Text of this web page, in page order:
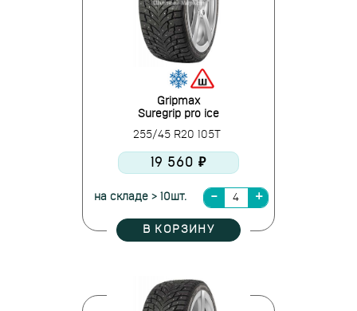
Gripmax
Suregrip pro ice
255/45 R20 105T
19 560 ₽
на складе > 10шт.
В КОРЗИНУ